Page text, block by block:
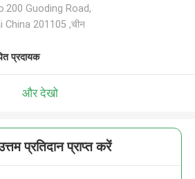
Guoding Road,
China 201105 ,चीन
प्रदायक
और देखो
प्रतिदान प्राप्त करें